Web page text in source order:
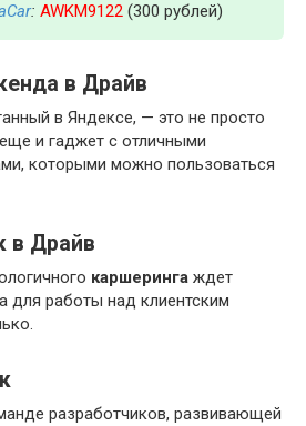
: AWKM9122 (300 рублей)
в Драйв
в Яндексе, — это не просто
и гаджет с отличными
которыми можно пользоваться
в Драйв
каршеринга ждет
для работы над клиентским
разработчиков, развивающей